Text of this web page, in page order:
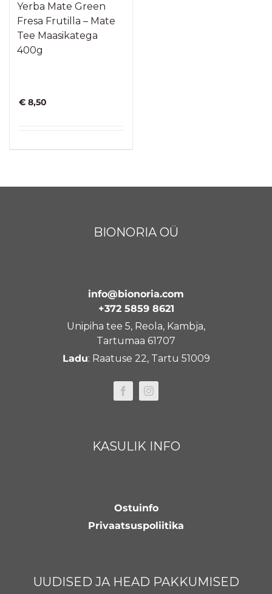
Yerba Mate Green
Fresa Frutilla – Mate
Tee Maasikatega
400g
€ 8,50
BIONORIA OÜ
info@bionoria.com
+372 5859 8621
Unipiha tee 5, Reola, Kambja,
Tartumaa 61707
Ladu: Raatuse 22, Tartu 51009
KASULIK INFO
Ostuinfo
Privaatsuspoliitika
UUDISED JA HEAD PAKKUMISED